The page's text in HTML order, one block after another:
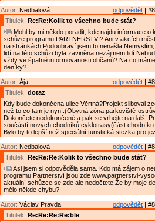
odpovědět |
Autor: Nedbalová
Titulek: Re:Re:Kolik to všechno bude stát?
Mohl by mi někdo poradit, kde najdu informace o
schůze programu PARTNERSTVÍ? Ani v akcích
na stránkách Podoubraví jsem to
lidí na této schůzi byla zaviněna nezájmem
vždy ve špatné informovanosti občanů? Na co
deníky?
odpovědět |
Autor: Ája
Titulek: dotaz
Kdy bude dokončena ulice Věrtná?Projekt sliboval
než to co tam je nyní.(Obytná zóna,parkoviště-
Dokončete nedokončené a pak se vrhejte na
součástí nových chodníků cyklotrasy(část
Bylo by to lepší než speciální turistická stezka pro
odpovědět |
Autor: Nedbalová
Titulek: Re:Re:Re:Kolik to všechno bude stát?
Asi jsem si odpověděla sama. Kdo má zájem o
programu Partnerství jsou zde www.partnerstvi-
aktuální schůzce se zde ale nedočtete.Že by moje
mělo někde chybu?
odpovědět |
Autor: Václav Pravda
Titulek: Re:Re:Re:Re:ble